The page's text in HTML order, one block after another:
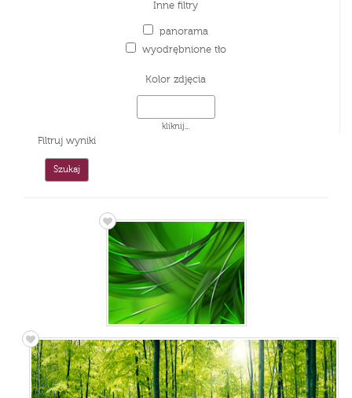
Inne filtry
panorama
wyodrębnione tło
Kolor zdjęcia
kliknij...
Filtruj wyniki